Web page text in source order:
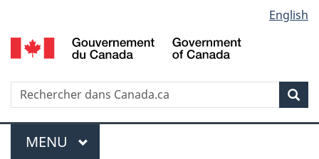
au
contenu
propos
de
la
HTML
simplifiée
selection
English
Recherche
Menu
MENU PRINCIPAL